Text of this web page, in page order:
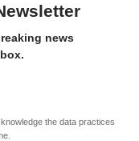
news
the data practices